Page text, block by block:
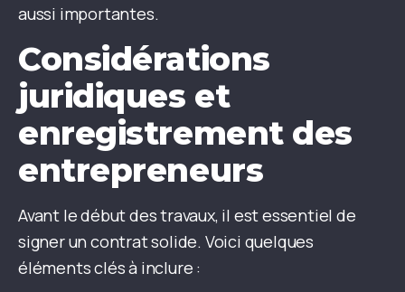
aussi importantes.
Considérations
juridiques et
enregistrement des
entrepreneurs
Avant le début des travaux, il est essentiel de
signer un contrat solide. Voici quelques
éléments clés à inclure :